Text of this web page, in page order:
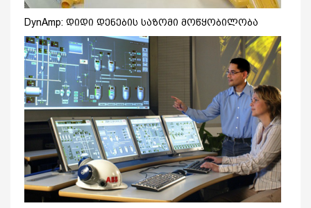
DynAmp: დიდი დენების საზომი მოწყობილობა